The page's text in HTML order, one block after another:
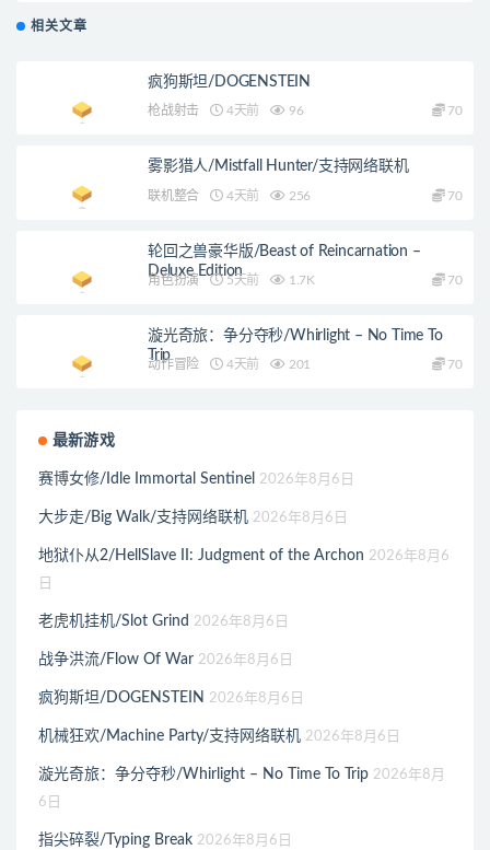
相关文章
疯狗斯坦/DOGENSTEIN
枪战射击 4天前 96 70
雾影猎人/Mistfall Hunter/支持网络联机
联机整合 4天前 256 70
轮回之兽豪华版/Beast of Reincarnation –
Deluxe Edition
角色扮演 5天前 1.7K 70
漩光奇旅：争分夺秒/Whirlight – No Time To
Trip
动作冒险 4天前 201 70
最新游戏
赛博女修/Idle Immortal Sentinel 2026年8月6日
大步走/Big Walk/支持网络联机 2026年8月6日
地狱仆从2/HellSlave II: Judgment of the Archon 2026年8月6
日
老虎机挂机/Slot Grind 2026年8月6日
战争洪流/Flow Of War 2026年8月6日
疯狗斯坦/DOGENSTEIN 2026年8月6日
机械狂欢/Machine Party/支持网络联机 2026年8月6日
漩光奇旅：争分夺秒/Whirlight – No Time To Trip 2026年8月
6日
指尖碎裂/Typing Break 2026年8月6日